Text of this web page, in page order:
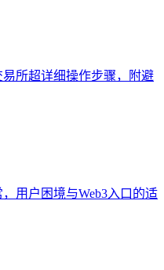
所超详细操作步骤，附避
用户困境与Web3入口的适